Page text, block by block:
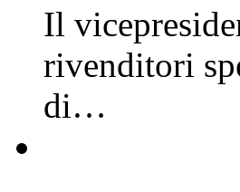
Il
rivenditori
di…